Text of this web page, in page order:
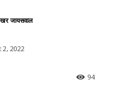
जायसवाल
2, 2022
94